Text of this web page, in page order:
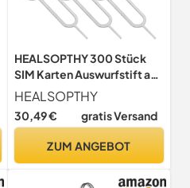
HEALSOPTHY 300 Stück
SIM Karten Auswurfstift aus
Edelstahl SIM Karten Pin
Werkzeug mit Tragbarer
Bequemlichkeit und
Kartenschlitze
HEALSOPTHY
30,49 € gratis Versand
ZUM ANGEBOT